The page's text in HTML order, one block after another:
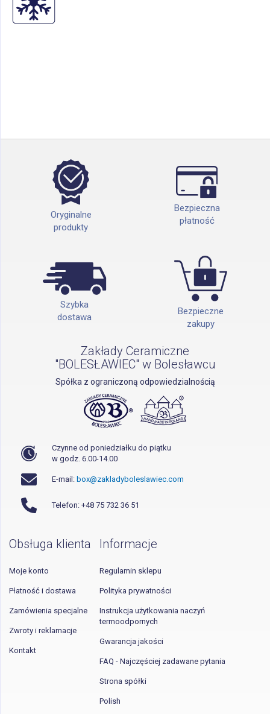
Oryginalne
produkty
Bezpieczna
płatność
Szybka
dostawa
Bezpieczne
zakupy
Zakłady Ceramiczne
"BOLESŁAWIEC" w Bolesławcu
Spółka z ograniczoną odpowiedzialnością
Czynne od poniedziałku do piątku
w godz. 6.00-14.00
E-mail: box@zakladyboleslawiec.com
Telefon: +48 75 732 36 51
Obsługa klienta
Moje konto
Płatność i dostawa
Zamówienia specjalne
Zwroty i reklamacje
Kontakt
Informacje
Regulamin sklepu
Polityka prywatności
Instrukcja użytkowania naczyń
termoodpornych
Gwarancja jakości
FAQ - Najczęściej zadawane pytania
Strona spółki
Polish